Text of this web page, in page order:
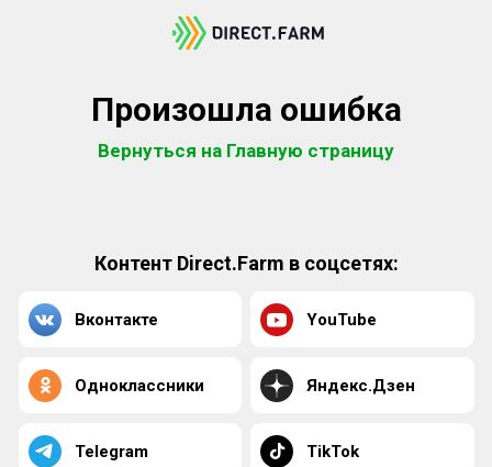
Произошла ошибка
Вернуться на Главную страницу
Контент Direct.Farm в соцсетях:
Вконтакте YouTube
Одноклассники Яндекс.Дзен
Telegram TikTok